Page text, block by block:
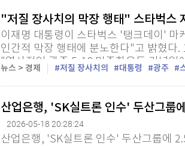
"저질 장사치의 막장 행태" 스타벅스
이재명 대통령이 스타벅스 '탱크데이'
인간적 막장 행태에 분노한다"고 밝혔다
"역사적인 광주 5·18 민주화운동 기념
투쟁을 모독하는 '5·18...
뉴스 > 경제 저질 장사치의 대통령 광주
산업은행, 'SK실트론 인수' 두산그룹
2026-05-18 20:28:24
산업은행, 'SK실트론 인수' 두산그룹에